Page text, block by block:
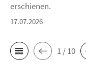
erschienen.
17.07.2026
1 / 10